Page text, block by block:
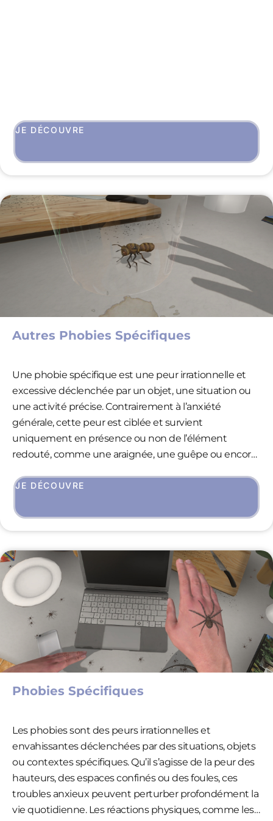
JE DÉCOUVRE
Autres Phobies Spécifiques
Une phobie spécifique est une peur irrationnelle et
excessive déclenchée par un objet, une situation ou
une activité précise. Contrairement à l’anxiété
générale, cette peur est ciblée et survient
uniquement en présence ou non de l’élément
redouté, comme une araignée, une guêpe ou encore
réalité du danger que représente l’objet ou la
physiques tels que des palpitations, des sueurs ou
des vertiges, ainsi qu’une forte envie d’évitement. La
réalité virtuelle permet de travailler progressivement
sur ces peurs, en s’y exposant dans un cadre contrôlé
et sécurisé.
JE DÉCOUVRE
Phobies Spécifiques
Les phobies sont des peurs irrationnelles et
envahissantes déclenchées par des situations, objets
ou contextes spécifiques. Qu’il s’agisse de la peur des
hauteurs, des espaces confinés ou des foules, ces
troubles anxieux peuvent perturber profondément la
vie quotidienne. Les réactions physiques, comme les